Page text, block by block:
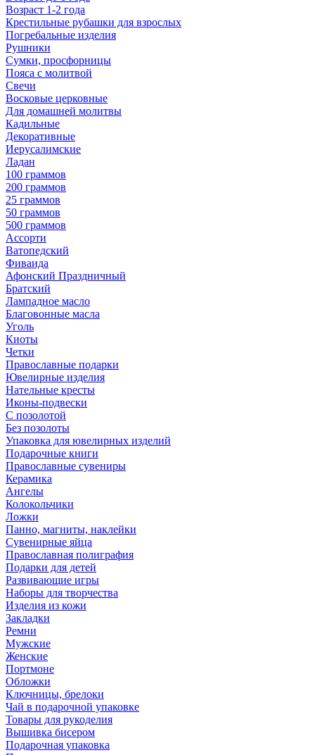
Возраст 1-2 года
Крестильные рубашки для взрослых
Погребальные изделия
Рушники
Сумки, просфорницы
Пояса с молитвой
Свечи
Восковые церковные
Для домашней молитвы
Кадильные
Декоративные
Иерусалимские
Ладан
100 граммов
200 граммов
25 граммов
50 граммов
500 граммов
Ассорти
Ватопедский
Фиваида
Афонский Праздничный
Братский
Лампадное масло
Благовонные масла
Уголь
Киоты
Четки
Православные подарки
Ювелирные изделия
Нательные кресты
Иконы-подвески
С позолотой
Без позолоты
Упаковка для ювелирных изделий
Подарочные книги
Православные сувениры
Керамика
Ангелы
Колокольчики
Ложки
Панно, магниты, наклейки
Сувенирные яйца
Православная полиграфия
Подарки для детей
Развивающие игры
Наборы для творчества
Изделия из кожи
Закладки
Ремни
Мужские
Женские
Портмоне
Обложки
Ключницы, брелоки
Чай в подарочной упаковке
Товары для рукоделия
Вышивка бисером
Подарочная упаковка